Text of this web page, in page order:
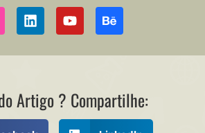
Artigo ? Compartilhe: